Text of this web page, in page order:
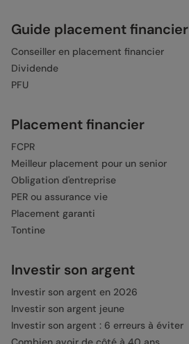
Guide placement financier
Conseiller en placement financier
Dividende
PFU
Placement financier
FCPR
Meilleur placement pour un senior
Obligation d'entreprise
PER ou assurance vie
Placement garanti
Tontine
Investir son argent
Investir son argent en 2026
Investir son argent jeune
Investir son argent : 6 erreurs à éviter